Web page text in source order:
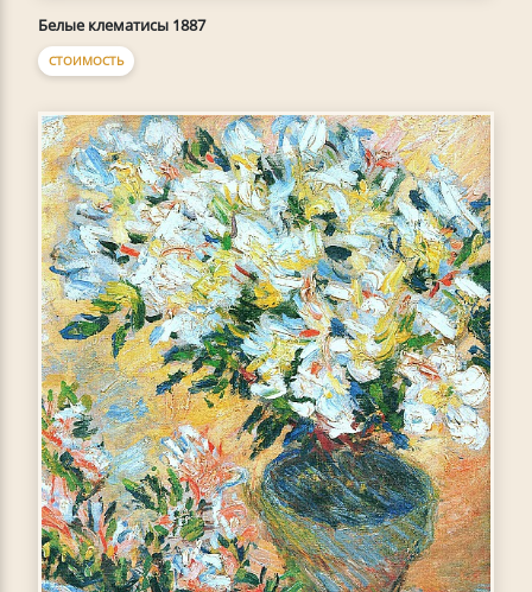
Белые клематисы 1887
СТОИМОСТЬ